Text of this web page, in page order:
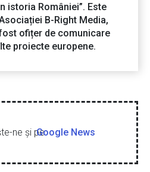
istoria României”. Este
B-Right Media,
ofițer de comunicare
proiecte europene.
ne şi peGoogle News